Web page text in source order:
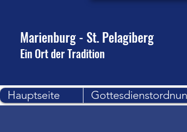
Marienburg - St. Pelagiberg
Ein Ort der Tradition
Hauptseite